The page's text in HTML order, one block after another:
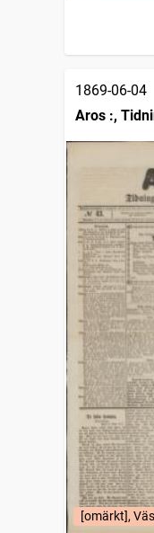
1869-06-04
Aros :,
[omärkt],